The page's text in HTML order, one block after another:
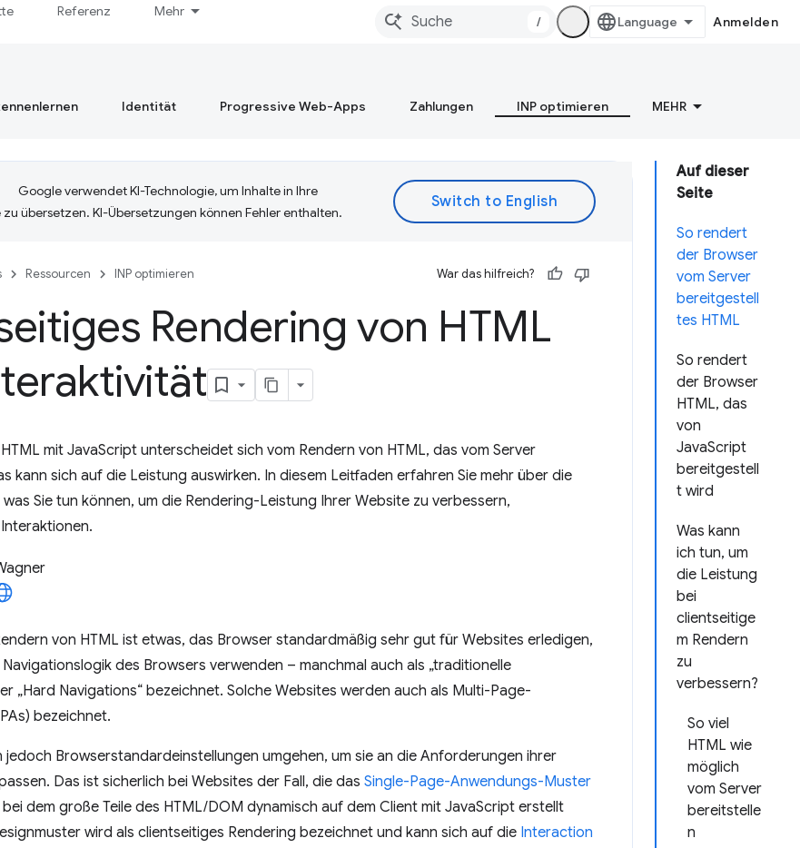
Referenz Mehr
/ Anmelden
Identität Progressive Web-Apps Zahlungen INP optimieren MEHR
Auf dieser
Seite
So rendert
der Browser
vom Server
bereitgestell
tes HTML
So rendert
der Browser
HTML, das
von
JavaScript
bereitgestell
t wird
Was kann
ich tun, um
die Leistung
bei
clientseitige
m Rendern
zu
verbessern?
So viel
HTML wie
möglich
vom Server
bereitstelle
n
Google verwendet KI-Technologie, um Inhalte in Ihre
übersetzen. KI-Übersetzungen können Fehler enthalten.
Ressourcen INP optimieren War das hilfreich?
Rendering von HTML
mit JavaScript unterscheidet sich vom Rendern von HTML, das vom Server
kann sich auf die Leistung auswirken. In diesem Leitfaden erfahren Sie mehr über die
Sie tun können, um die Rendering-Leistung Ihrer Website zu verbessern,
von HTML ist etwas, das Browser standardmäßig sehr gut für Websites erledigen,
des Browsers verwenden – manchmal auch als „traditionelle
„Hard Navigations“ bezeichnet. Solche Websites werden auch als Multi-Page-
bezeichnet.
jedoch Browserstandardeinstellungen umgehen, um sie an die Anforderungen ihrer
Das ist sicherlich bei Websites der Fall, die das Single-Page-Anwendungs-Muster
dem große Teile des HTML/DOM dynamisch auf dem Client mit JavaScript erstellt
wird als clientseitiges Rendering bezeichnet und kann sich auf die Interaction